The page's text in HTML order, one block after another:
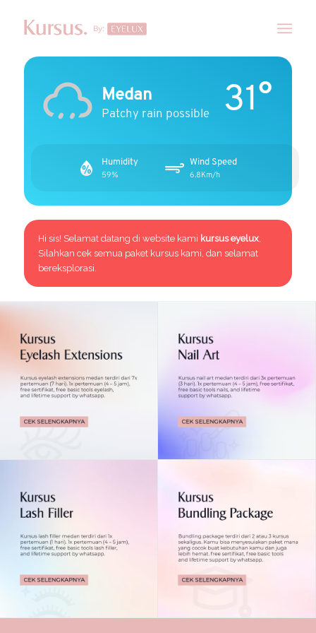
Medan
Patchy rain possible 31°
Humidity
59%
Wind Speed
6.8Km/h
Hi sis! Selamat datang di website kami kursus eyelux,
Silahkan cek semua paket kursus kami, dan selamat
bereksplorasi.